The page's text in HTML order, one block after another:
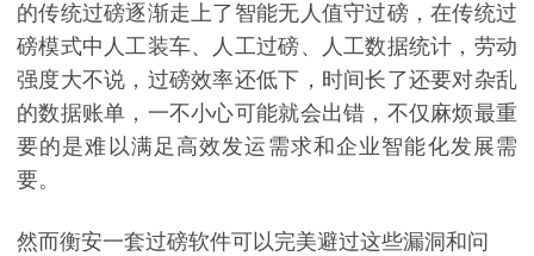
的传统过磅逐渐走上了智能无人值守过磅，在传统过
磅模式中人工装车、人工过磅、人工数据统计，劳动
强度大不说，过磅效率还低下，时间长了还要对杂乱
的数据账单，一不小心可能就会出错，不仅麻烦最重
要的是难以满足高效发运需求和企业智能化发展需
要。
然而衡安一套过磅软件可以完美避过这些漏洞和问